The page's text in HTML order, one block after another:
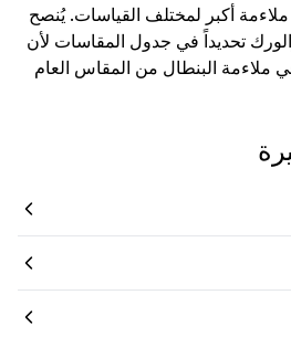
أكبر لمختلف القياسات. يُنصح
تحديداً في جدول المقاسات لأن
ملاءمة البنطال من المقاس العام